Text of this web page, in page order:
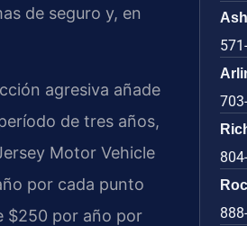
de seguro y, en
agresiva añade
de tres años,
Motor Vehicle
por cada punto
$250 por año por